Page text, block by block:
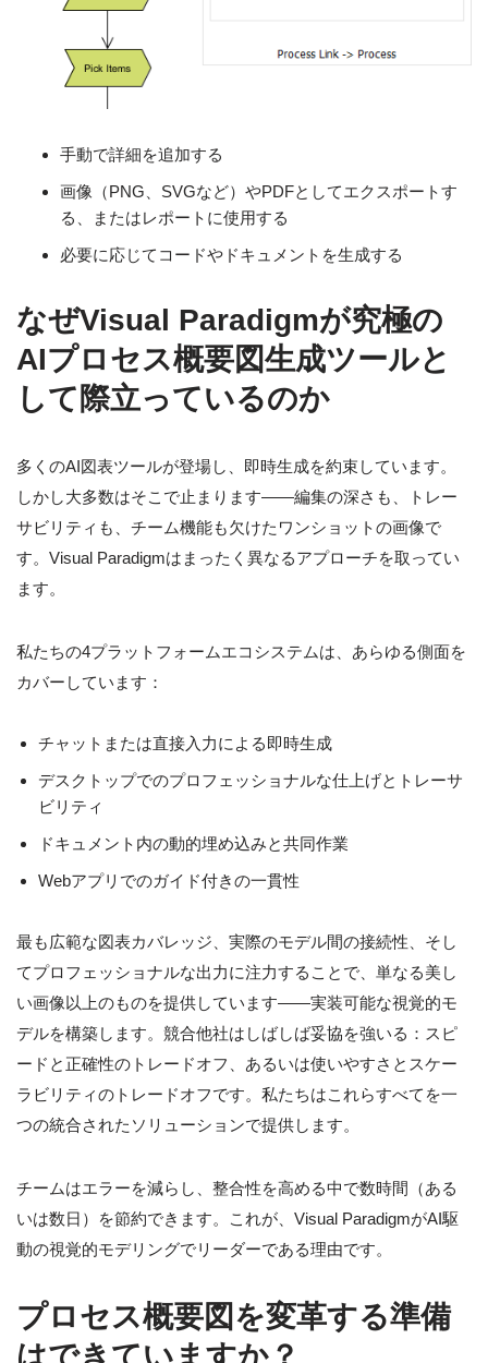
手動で詳細を追加する
画像（PNG、SVGなど）やPDFとしてエクスポートす
る、またはレポートに使用する
必要に応じてコードやドキュメントを生成する
なぜVisual Paradigmが究極の
AIプロセス概要図生成ツールと
して際立っているのか
多くのAI図表ツールが登場し、即時生成を約束しています。
しかし大多数はそこで止まります——編集の深さも、トレー
サビリティも、チーム機能も欠けたワンショットの画像で
す。Visual Paradigmはまったく異なるアプローチを取ってい
ます。
私たちの4プラットフォームエコシステムは、あらゆる側面を
カバーしています：
チャットまたは直接入力による即時生成
デスクトップでのプロフェッショナルな仕上げとトレーサ
ビリティ
ドキュメント内の動的埋め込みと共同作業
Webアプリでのガイド付きの一貫性
最も広範な図表カバレッジ、実際のモデル間の接続性、そし
てプロフェッショナルな出力に注力することで、単なる美し
い画像以上のものを提供しています——実装可能な視覚的モ
デルを構築します。競合他社はしばしば妥協を強いる：スピ
ードと正確性のトレードオフ、あるいは使いやすさとスケー
ラビリティのトレードオフです。私たちはこれらすべてを一
つの統合されたソリューションで提供します。
チームはエラーを減らし、整合性を高める中で数時間（ある
いは数日）を節約できます。これが、Visual ParadigmがAI駆
動の視覚的モデリングでリーダーである理由です。
プロセス概要図を変革する準備